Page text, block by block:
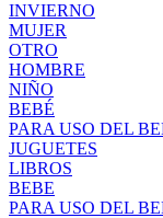
INVIERNO
MUJER
OTRO
HOMBRE
NIÑO
BEBÉ
PARA USO DEL
JUGUETES
LIBROS
BEBE
PARA USO DEL